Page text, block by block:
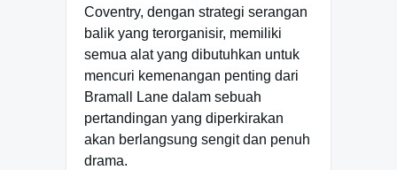
Coventry, dengan strategi serangan
balik yang terorganisir, memiliki
semua alat yang dibutuhkan untuk
mencuri kemenangan penting dari
Bramall Lane dalam sebuah
pertandingan yang diperkirakan
akan berlangsung sengit dan penuh
drama.